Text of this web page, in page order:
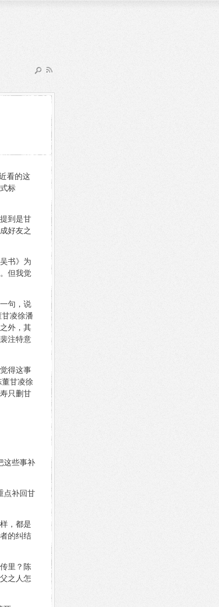
看的这
标
到是甘
好友之
书》为
但我觉
句，说
凌徐潘
外，其
注特意
得这事
甘凌徐
只删甘
这些事补
点补回甘
，都是
的纠结
里？陈
之人怎